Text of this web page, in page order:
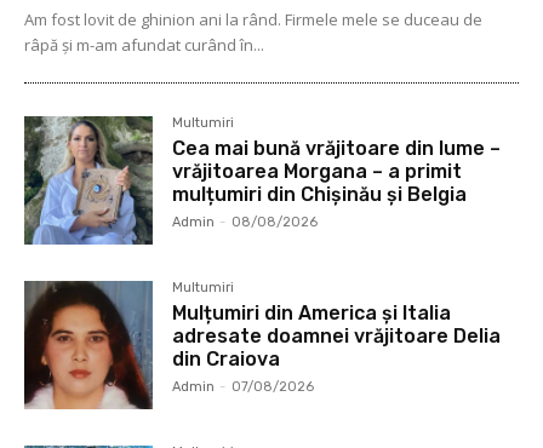
Am fost lovit de ghinion ani la rând. Firmele mele se duceau de
râpă şi m-am afundat curând în...
Multumiri
Cea mai bună vrăjitoare din lume –
vrăjitoarea Morgana – a primit
mulțumiri din Chișinău și Belgia
Admin - 08/08/2026
Multumiri
Mulțumiri din America și Italia
adresate doamnei vrăjitoare Delia
din Craiova
Admin - 07/08/2026